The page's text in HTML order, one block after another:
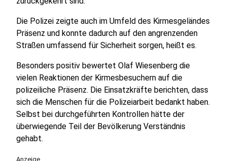
Die Polizei zeigte auch im Umfeld des Kirmesgeländes
Präsenz und konnte dadurch auf den angrenzenden
Straßen umfassend für Sicherheit sorgen, heißt es.
Besonders positiv bewertet Olaf Wiesenberg die
vielen Reaktionen der Kirmesbesuchern auf die
polizeiliche Präsenz. Die Einsatzkräfte berichten, dass
sich die Menschen für die Polizeiarbeit bedankt haben.
Selbst bei durchgeführten Kontrollen hätte der
überwiegende Teil der Bevölkerung Verständnis
gehabt.
Anzeige